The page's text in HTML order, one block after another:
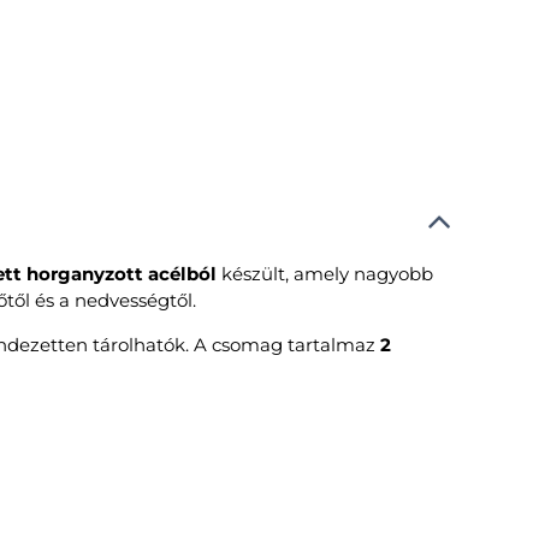
horganyzott acélból készült, amely nagyobb
és a nedvességtől.
tárolhatók. A csomag tartalmaz 2